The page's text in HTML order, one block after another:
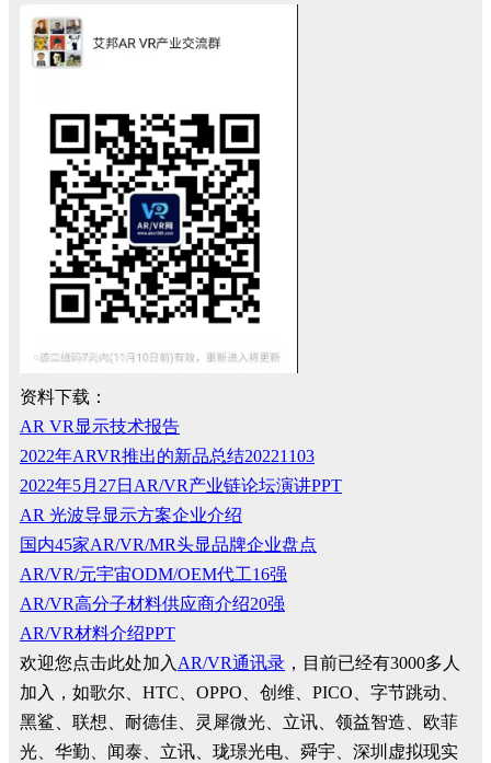
资料下载：
AR VR显示技术报告
2022年ARVR推出的新品总结20221103
2022年5月27日AR/VR产业链论坛演讲PPT
AR 光波导显示方案企业介绍
国内45家AR/VR/MR头显品牌企业盘点
AR/VR/元宇宙ODM/OEM代工16强
AR/VR高分子材料供应商介绍20强
AR/VR材料介绍PPT
欢迎您点击此处加入 AR/VR通讯录 ，目前已经有3000多人
加入，如歌尔、HTC、OPPO、创维、PICO、字节跳动、
黑鲨、联想、耐德佳、灵犀微光、立讯、领益智造、欧菲
光、华勤、闻泰、立讯、珑璟光电、舜宇、深圳虚拟现实